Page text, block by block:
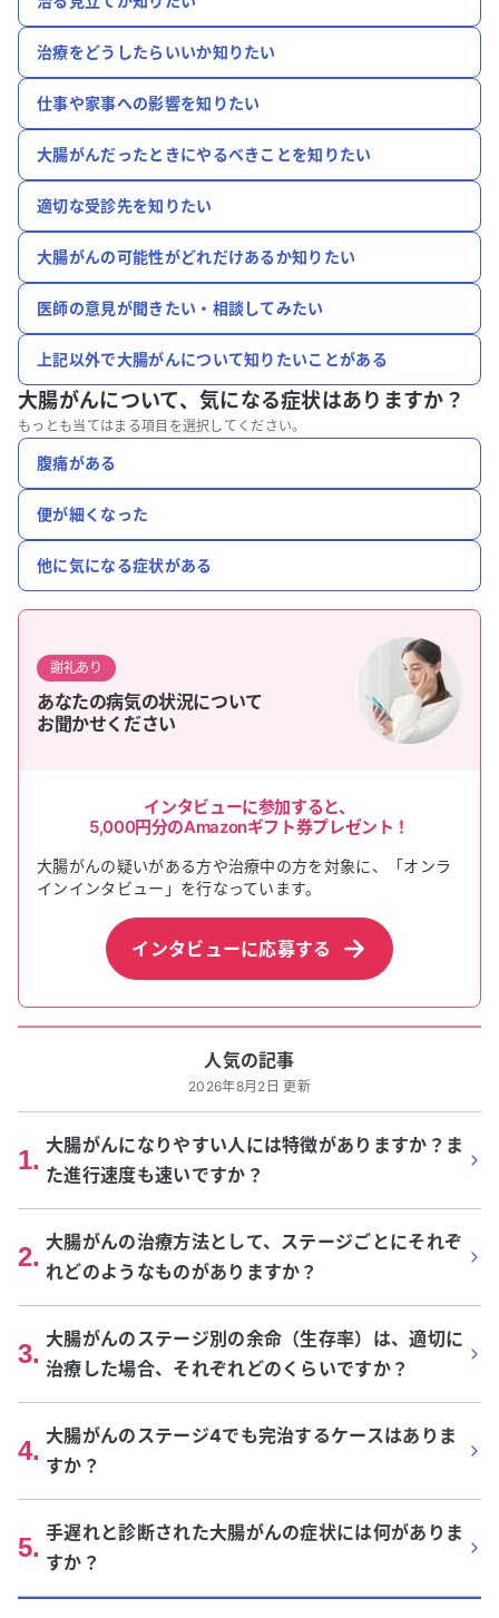
治療をどうしたらいいか知りたい
仕事や家事への影響を知りたい
大腸がんだったときにやるべきことを知りたい
適切な受診先を知りたい
大腸がんの可能性がどれだけあるか知りたい
医師の意見が聞きたい・相談してみたい
上記以外で大腸がんについて知りたいことがある
大腸がんについて、 気になる症状はありますか？
もっとも当てはまる項目を選択してください。
腹痛がある
便が細くなった
他に気になる症状がある
謝礼あり
あなたの病気の状況について
お聞かせください
インタビューに参加すると、
5,000円分のAmazonギフト券プレゼント！
大腸がんの疑いがある方や治療中の方を対象に、「オンラ
インインタビュー」を行なっています。
インタビューに応募する
人気の記事
2026年8月2日 更新
1. 大腸がんになりやすい人には特徴がありますか？ま
た進行速度も速いですか？
2. 大腸がんの治療方法として、ステージごとにそれぞ
れどのようなものがありますか？
3. 大腸がんのステージ別の余命（生存率）は、適切に
治療した場合、それぞれどのくらいですか？
4. 大腸がんのステージ4でも完治するケースはありま
すか？
5. 手遅れと診断された大腸がんの症状には何がありま
すか？